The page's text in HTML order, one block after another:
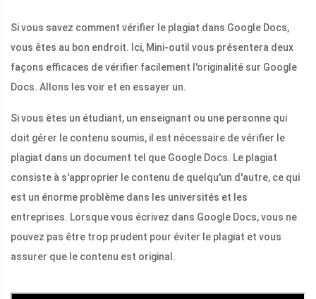
Si vous savez comment vérifier le plagiat dans Google Docs,
vous êtes au bon endroit. Ici, Mini-outil vous présentera deux
façons efficaces de vérifier facilement l'originalité sur Google
Docs. Allons les voir et en essayer un.
Si vous êtes un étudiant, un enseignant ou une personne qui
doit gérer le contenu soumis, il est nécessaire de vérifier le
plagiat dans un document tel que Google Docs. Le plagiat
consiste à s'approprier le contenu de quelqu'un d'autre, ce qui
est un énorme problème dans les universités et les
entreprises. Lorsque vous écrivez dans Google Docs, vous ne
pouvez pas être trop prudent pour éviter le plagiat et vous
assurer que le contenu est original.